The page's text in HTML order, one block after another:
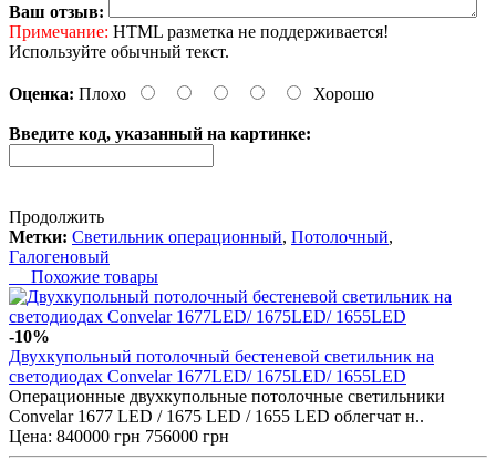
Ваш отзыв:
Примечание: HTML разметка не поддерживается!
Используйте обычный текст.
Оценка: Плохо Хорошо
Введите код, указанный на картинке:
Продолжить
Метки: Светильник операционный, Потолочный,
Галогеновый
Похожие товары
-10%
Двухкупольный потолочный бестеневой светильник на
светодиодах Convelar 1677LED/ 1675LED/ 1655LED
Операционные двухкупольные потолочные светильники
Convelar 1677 LED / 1675 LED / 1655 LED облегчат н..
Цена: 840000 грн 756000 грн